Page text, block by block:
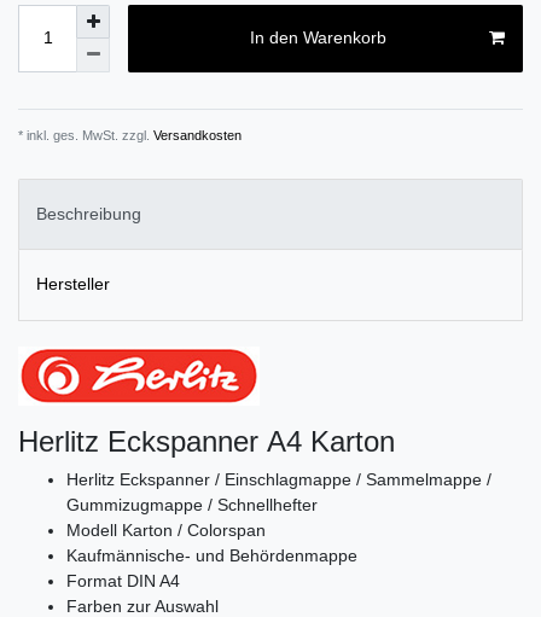
In den Warenkorb
* inkl. ges. MwSt. zzgl. Versandkosten
Beschreibung
Hersteller
Herlitz Eckspanner A4 Karton
Herlitz Eckspanner / Einschlagmappe / Sammelmappe /
Gummizugmappe / Schnellhefter
Modell Karton / Colorspan
Kaufmännische- und Behördenmappe
Format DIN A4
Farben zur Auswahl